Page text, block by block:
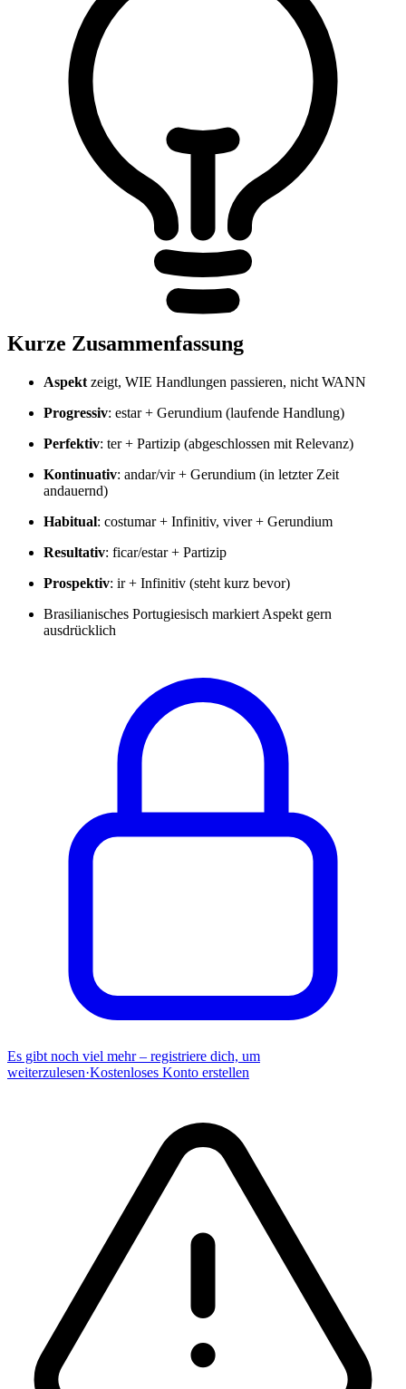
Kurze Zusammenfassung
Aspekt zeigt, WIE Handlungen passieren, nicht WANN
Progressiv: estar + Gerundium (laufende Handlung)
Perfektiv: ter + Partizip (abgeschlossen mit Relevanz)
Kontinuativ: andar/vir + Gerundium (in letzter Zeit
andauernd)
Habitual: costumar + Infinitiv, viver + Gerundium
Resultativ: ficar/estar + Partizip
Prospektiv: ir + Infinitiv (steht kurz bevor)
Brasilianisches Portugiesisch markiert Aspekt gern
ausdrücklich
Es gibt noch viel mehr – registriere dich, um
weiterzulesen·Kostenloses Konto erstellen